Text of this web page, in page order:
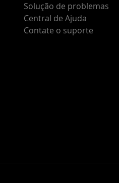
Solução de problemas
Central de Ajuda
Contate o suporte